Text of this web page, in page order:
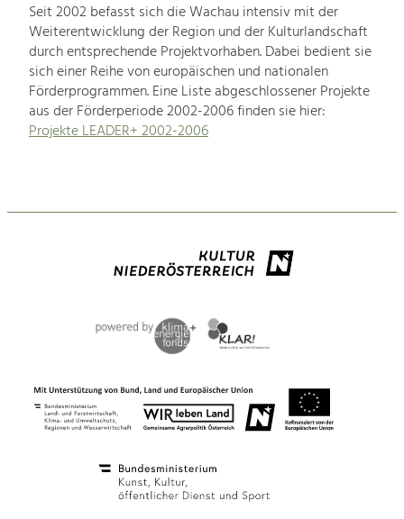
Seit 2002 befasst sich die Wachau intensiv mit der
Weiterentwicklung der Region und der Kulturlandschaft
durch entsprechende Projektvorhaben. Dabei bedient sie
sich einer Reihe von europäischen und nationalen
Förderprogrammen. Eine Liste abgeschlossener Projekte
aus der Förderperiode 2002-2006 finden sie hier:
Projekte LEADER+ 2002-2006